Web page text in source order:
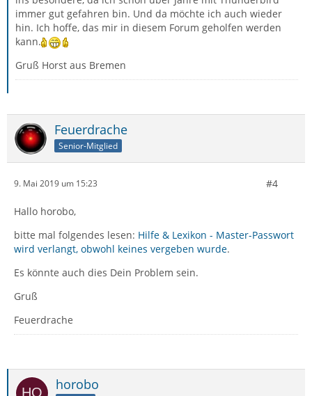
immer gut gefahren bin. Und da möchte ich auch wieder
hin. Ich hoffe, das mir in diesem Forum geholfen werden
kann.
Gruß Horst aus Bremen
Feuerdrache
Senior-Mitglied
9. Mai 2019 um 15:23 #4
Hallo horobo,
bitte mal folgendes lesen: Hilfe & Lexikon - Master-Passwort
wird verlangt, obwohl keines vergeben wurde.
Es könnte auch dies Dein Problem sein.
Gruß
Feuerdrache
horobo